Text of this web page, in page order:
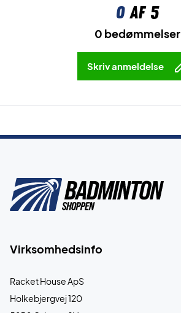
0af 5
0 bedømmelser
Skriv anmeldelse
Virksomhedsinfo
Racket House ApS
Holkebjergvej 120